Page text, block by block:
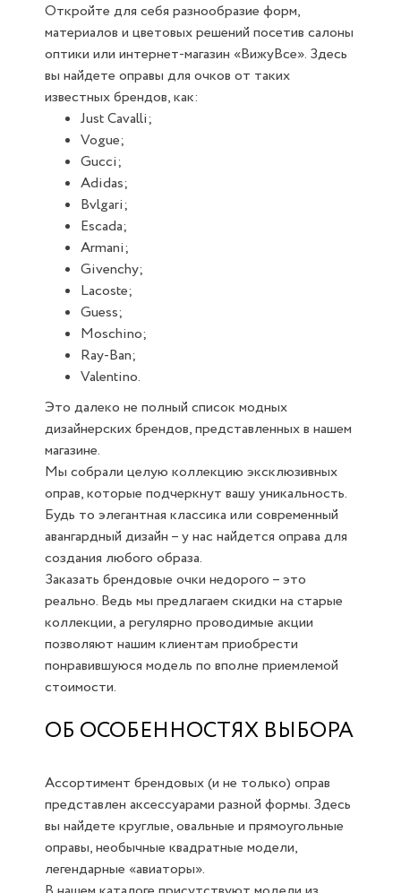
Откройте для себя разнообразие форм,
материалов и цветовых решений посетив салоны
оптики или интернет-магазин «ВижуВсе». Здесь
вы найдете оправы для очков от таких
известных брендов, как:
Just Cavalli;
Vogue;
Gucci;
Adidas;
Bvlgari;
Escada;
Armani;
Givenchy;
Lacoste;
Guess;
Moschino;
Ray-Ban;
Valentino.
Это далеко не полный список модных
дизайнерских брендов, представленных в нашем
магазине.
Мы собрали целую коллекцию эксклюзивных
оправ, которые подчеркнут вашу уникальность.
Будь то элегантная классика или современный
авангардный дизайн – у нас найдется оправа для
создания любого образа.
Заказать брендовые очки недорого – это
реально. Ведь мы предлагаем скидки на старые
коллекции, а регулярно проводимые акции
позволяют нашим клиентам приобрести
понравившуюся модель по вполне приемлемой
стоимости.
ОБ ОСОБЕННОСТЯХ ВЫБОРА
Ассортимент брендовых (и не только) оправ
представлен аксессуарами разной формы. Здесь
вы найдете круглые, овальные и прямоугольные
оправы, необычные квадратные модели,
легендарные «авиаторы».